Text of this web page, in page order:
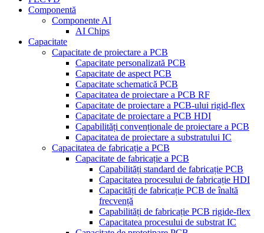
Componentă
Componente AI
AI Chips
Capacitate
Capacitate de proiectare a PCB
Capacitate personalizată PCB
Capacitate de aspect PCB
Capacitate schematică PCB
Capacitatea de proiectare a PCB RF
Capacitate de proiectare a PCB-ului rigid-flex
Capacitate de proiectare a PCB HDI
Capabilități convenționale de proiectare a PCB
Capacitatea de proiectare a substratului IC
Capacitatea de fabricație a PCB
Capacitate de fabricație a PCB
Capabilități standard de fabricație PCB
Capacitatea procesului de fabricație HDI
Capacități de fabricație PCB de înaltă
frecvență
Capabilități de fabricație PCB rigide-flex
Capacitatea procesului de substrat IC